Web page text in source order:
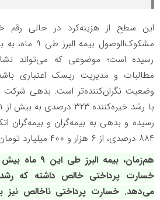
این سطح از هزینه‌کرد در حالی رقم
رسیده است؛ موضوعی که می‌تواند
مطالبات و مدیریت ریسک اعتباری
وضعیت نگران‌کننده‌تر است. بدهی شرکت
رسیده و بدهی به بیمه‌گران و بیمه‌گران
۸۸۴ درصدی، از ۶ هزار و ۴۰۰ میلیارد تومان فراتر رفته است.